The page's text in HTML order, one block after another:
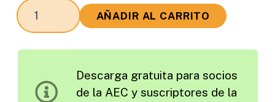
Las
Políticas
cantidad
AÑADIR AL CARRITO
Descarga gratuita para socios
de la AEC y suscriptores de la